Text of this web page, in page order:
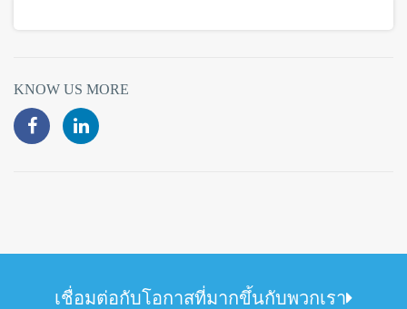
KNOW US MORE
เชื่อมต่อกับโอกาสที่มากขึ้นกับพวกเรา